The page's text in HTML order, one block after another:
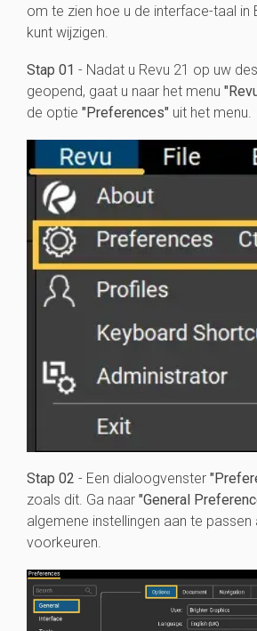
om te zien hoe u de interface-taal in
kunt wijzigen.
Stap 01 - Nadat u Revu 21 op uw
geopend, gaat u naar het menu
de optie "Preferences" uit het menu.
Stap 02 - Een dialoogvenster
zoals dit. Ga naar "General
algemene instellingen aan te passen
voorkeuren.